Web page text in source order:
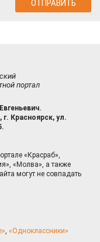
портал
г. Красноярск, ул.
«Красраб»,
«Молва», а также
могут не совпадать
, «Одноклассники»